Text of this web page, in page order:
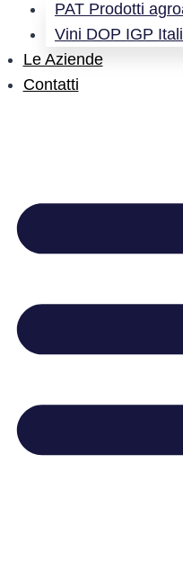
PAT Prodotti
Vini DOP IGP
Le Aziende
Contatti